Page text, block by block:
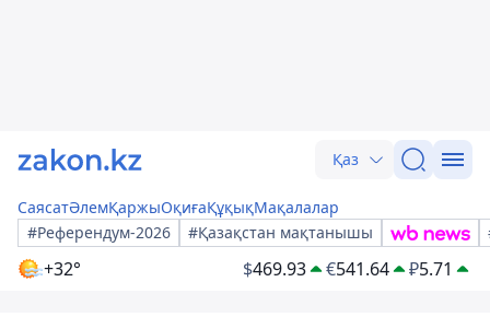
Қаз
СаясатӘлемҚаржыОқиғаҚұқықМақалалар
#Референдум-2026
#Қазақстан мақтанышы
+32° $469.93 €541.64 ₽5.71